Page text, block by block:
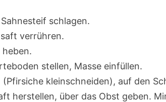
schlagen.
verrühren.
heben.
stellen, Masse einfüllen.
kleinschneiden), auf den
herstellen, über das Obst geben.